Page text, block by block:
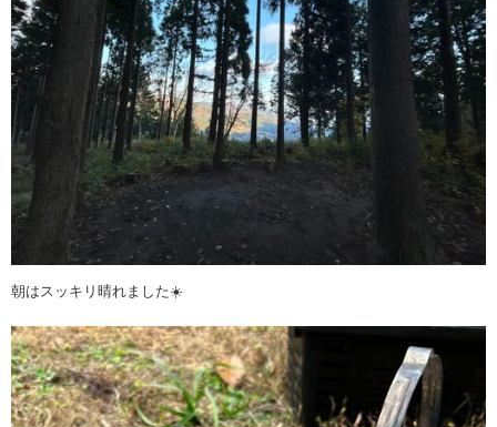
朝はスッキリ晴れました☀️